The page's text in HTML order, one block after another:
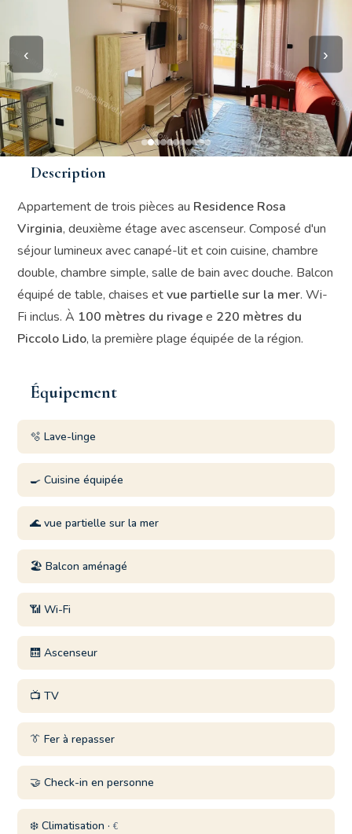
‹ ›
Description
Appartement de trois pièces au Residence Rosa
Virginia, deuxième étage avec ascenseur. Composé d'un
séjour lumineux avec canapé-lit et coin cuisine, chambre
double, chambre simple, salle de bain avec douche. Balcon
équipé de table, chaises etvue partielle sur la mer. Wi-
Fi inclus. À 100 mètres du rivagee 220 mètres du
Piccolo Lido, la première plage équipée de la région.
Équipement
🫧 Lave-linge
🍳 Cuisine équipée
🌊 vue partielle sur la mer
🏖️ Balcon aménagé
📶 Wi-Fi
🛗 Ascenseur
📺 TV
👔 Fer à repasser
🤝 Check-in en personne
❄️ Climatisation ·€